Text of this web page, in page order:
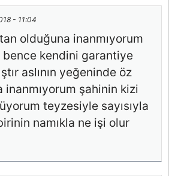
- 11:04
olduğuna inanmıyorum
kendini garantiye
aslının yeğeninde öz
şahinin kizi
teyzesiyle sayısıyla
namıkla ne işi olur